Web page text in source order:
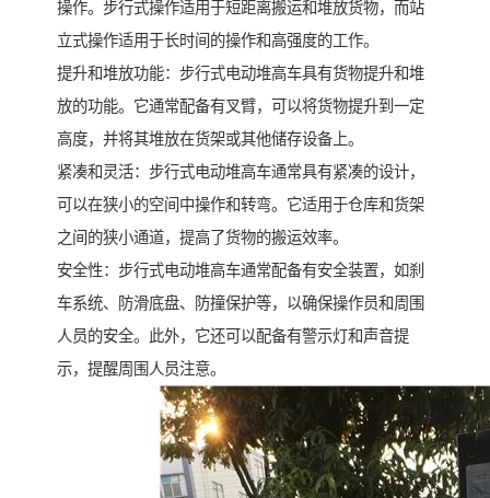
操作。步行式操作适用于短距离搬运和堆放货物，而站
立式操作适用于长时间的操作和高强度的工作。
提升和堆放功能：步行式电动堆高车具有货物提升和堆
放的功能。它通常配备有叉臂，可以将货物提升到一定
高度，并将其堆放在货架或其他储存设备上。
紧凑和灵活：步行式电动堆高车通常具有紧凑的设计，
可以在狭小的空间中操作和转弯。它适用于仓库和货架
之间的狭小通道，提高了货物的搬运效率。
安全性：步行式电动堆高车通常配备有安全装置，如刹
车系统、防滑底盘、防撞保护等，以确保操作员和周围
人员的安全。此外，它还可以配备有警示灯和声音提
示，提醒周围人员注意。